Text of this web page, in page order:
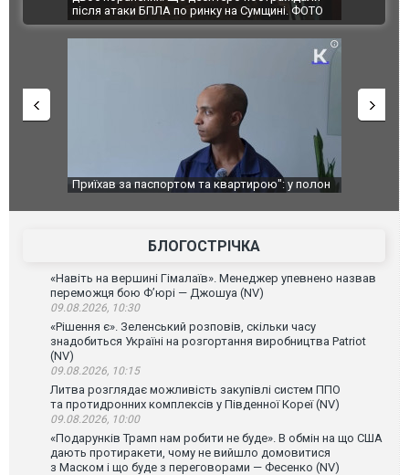
після атаки БПЛА по ринку на Сумщині. ФОТО
склад
ВІДЕО
Приїхав за паспортом та квартирою": у полон
зіркового футболіста Мохамеда Салаха
Одесу
ураганним
БЛОГОСТРІЧКА
«Навіть на вершині Гімалаїв». Менеджер упевнено назвав
переможця бою Ф’юрі — Джошуа (NV)
09.08.2026, 10:30
«Рішення є». Зеленський розповів, скільки часу
знадобиться Україні на розгортання виробництва Patriot
(NV)
09.08.2026, 10:15
Литва розглядає можливість закупівлі систем ППО
та протидронних комплексів у Південної Кореї (NV)
09.08.2026, 10:00
«Подарунків Трамп нам робити не буде». В обмін на що США
дають протиракети, чому не вийшло домовитися
з Маском і що буде з переговорами — Фесенко (NV)